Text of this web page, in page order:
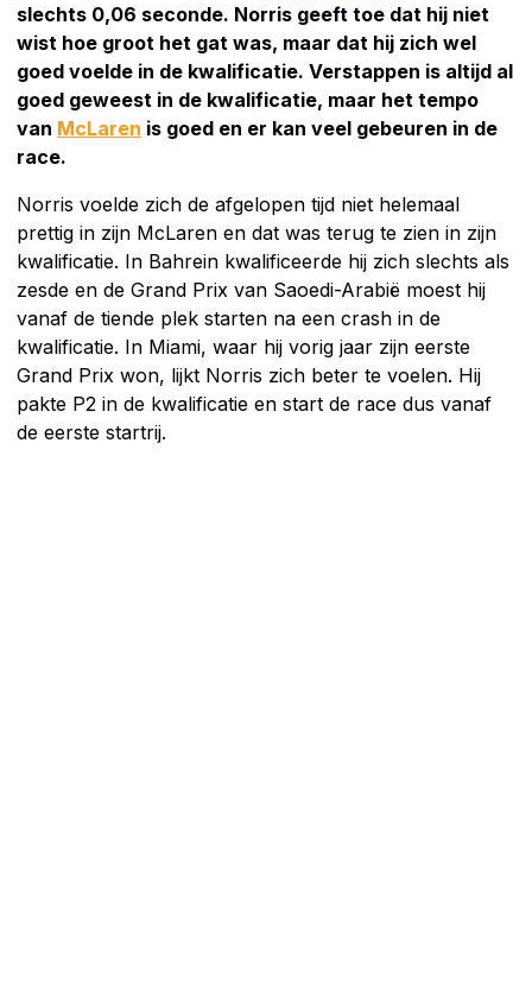
slechts 0,06 seconde. Norris geeft toe dat hij niet
wist hoe groot het gat was, maar dat hij zich wel
goed voelde in de kwalificatie. Verstappen is altijd al
goed geweest in de kwalificatie, maar het tempo
van McLaren is goed en er kan veel gebeuren in de
race.
Norris voelde zich de afgelopen tijd niet helemaal
prettig in zijn McLaren en dat was terug te zien in zijn
kwalificatie. In Bahrein kwalificeerde hij zich slechts als
zesde en de Grand Prix van Saoedi-Arabië moest hij
vanaf de tiende plek starten na een crash in de
kwalificatie. In Miami, waar hij vorig jaar zijn eerste
Grand Prix won, lijkt Norris zich beter te voelen. Hij
pakte P2 in de kwalificatie en start de race dus vanaf
de eerste startrij.